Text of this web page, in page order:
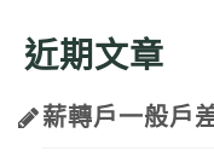
近期文章
薪轉戶一般戶